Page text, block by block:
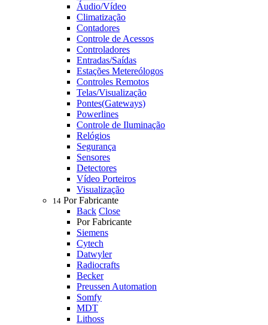
Áudio/Vídeo
Climatização
Contadores
Controle de Acessos
Controladores
Entradas/Saídas
Estações Metereólogos
Controles Remotos
Telas/Visualização
Pontes(Gateways)
Powerlines
Controle de Iluminação
Relógios
Segurança
Sensores
Detectores
Vídeo Porteiros
Visualização
14 Por Fabricante
Back Close
Por Fabricante
Siemens
Cytech
Datwyler
Radiocrafts
Becker
Preussen Automation
Somfy
MDT
Lithoss